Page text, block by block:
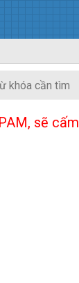
sẽ